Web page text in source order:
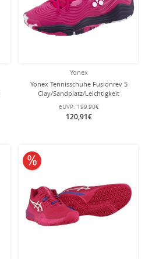
Yonex
Yonex Tennisschuhe Fusionrev 5
Clay/Sandplatz/Leichtigkeit
rose/pink Damen
eUVP: 199,90€
120,91€
10% reduziert